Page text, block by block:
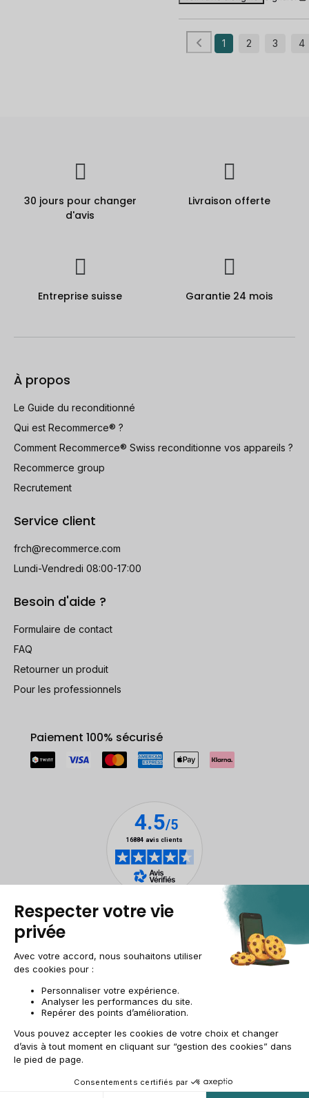
1 2 3 4
30 jours pour changer
d'avis
Livraison offerte
Entreprise suisse Garantie 24 mois
À propos
Le Guide du reconditionné
Qui est Recommerce® ?
Comment Recommerce® Swiss reconditionne vos appareils ?
Recommerce group
Recrutement
Service client
frch@recommerce.com
Lundi-Vendredi 08:00-17:00
Besoin d'aide ?
Formulaire de contact
FAQ
Retourner un produit
Pour les professionnels
Paiement 100% sécurisé
Mentions légalesGestion des cookies
Conditions générales de vente
AccessibilitéPlan du site
CH-FR | CHF
© 2009-2025 RECOMMERCE - Tous droits réservés.